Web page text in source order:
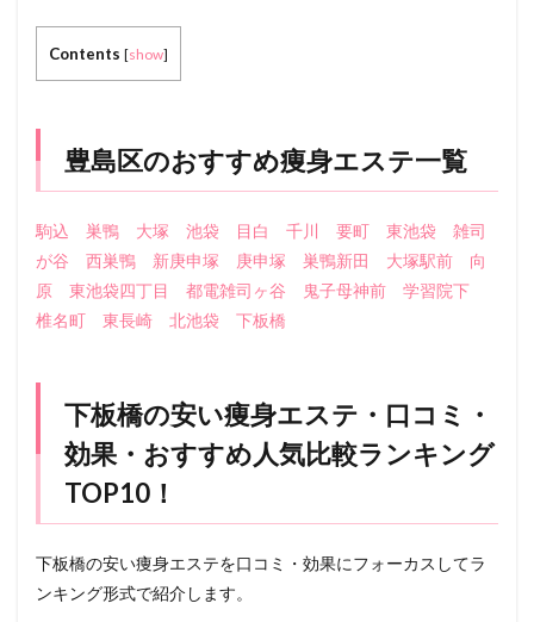
Contents [show]
豊島区のおすすめ痩身エステ一覧
駒込 巣鴨 大塚 池袋 目白 千川 要町 東池袋
雑司
が谷
西巣鴨 新庚申塚 庚申塚 巣鴨新田 大塚駅前
向
原
東池袋四丁目 都電雑司ヶ谷 鬼子母神前
学習院下
椎名町
東長崎 北池袋 下板橋
下板橋の安い痩身エステ・口コミ・
効果・おすすめ人気比較ランキング
TOP10！
下板橋の安い痩身エステを口コミ・効果にフォーカスしてラ
ンキング形式で紹介します。